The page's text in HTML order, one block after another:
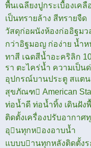
พื้นเฉลียงปูกระเบื้องเค
เป็นทรายล้าง สีทรายจืด
วัสดุก่อผนังห้องก่ออิฐมว
กว่าอิฐมอญ ก่อง่าย น้ำ
ทาสี เฉดสีน้ำอะคริลิก
รา ตะไคร่น้ำ ความเป็น
อุปกรณ์บานประตู สแต
สุขภัณฑ American
ท่อน้ำดี ท่อน้ำทิ้ง เดินฝัง
ติดตั้งเครื่องปรับอากาศ
อุนทุกหองอาบน้ำ
แบบบานทุกหลังติดตั้ง